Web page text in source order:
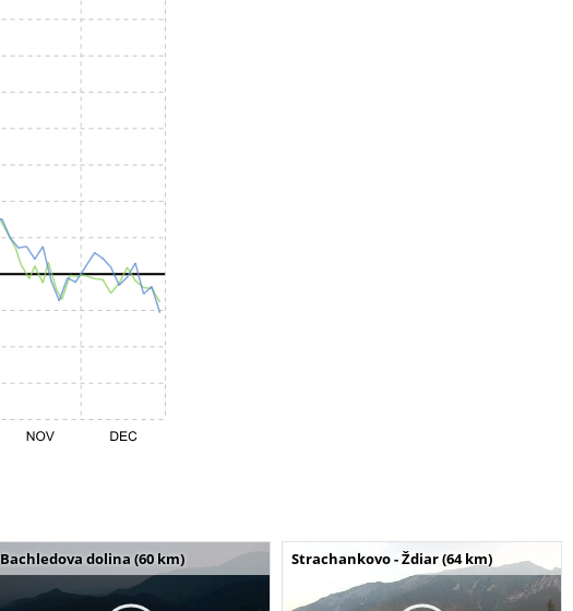
Bachledova dolina (60 km) Strachankovo - Ždiar (64 km)